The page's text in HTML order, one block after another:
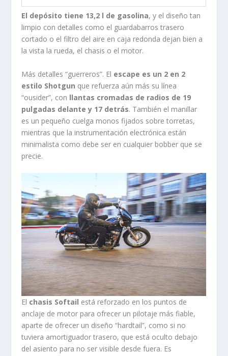
El depósito tiene 13,2 l de gasolina, y el diseño tan
limpio con detalles como el guardabarros trasero
cortado o el filtro del aire en caja redonda dejan bien a
la vista la rueda, el chasis o el motor.
Más detalles “guerreros”. El escape es un 2 en 2
estilo Shotgun que refuerza aún más su línea
“ousider”, con llantas cromadas de radios de 19
pulgadas delante y 17 detrás. También el manillar
es un pequeño cuelga monos fijados sobre torretas,
mientras que la instrumentación electrónica están
minimalista como debe ser en cualquier bobber que se
precie.
El chasis Softail está reforzado en los puntos de
anclaje de motor para ofrecer un pilotaje más fiable,
aparte de ofrecer un diseño “hardtail”, como si no
tuviera amortiguador trasero, que está oculto debajo
del asiento para no ser visible desde fuera. Es